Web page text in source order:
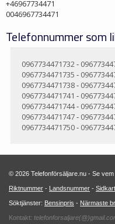
+46967734471
0046967734471
Telefonnummer som
0967734471732-
0967734471735 -
0967734471738-
0967734471741 -
0967734471744-
0967734471747-
0967734471750-
© 2026 Telefonförsäljare.nu - Se
Riktnummer - Landsnummer -
Söktjänster: Bensinpris - Närmaste
Kontakt: